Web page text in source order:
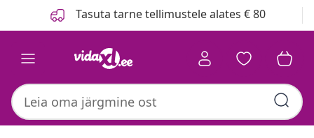
Tasuta tarne tellimustele alates € 80